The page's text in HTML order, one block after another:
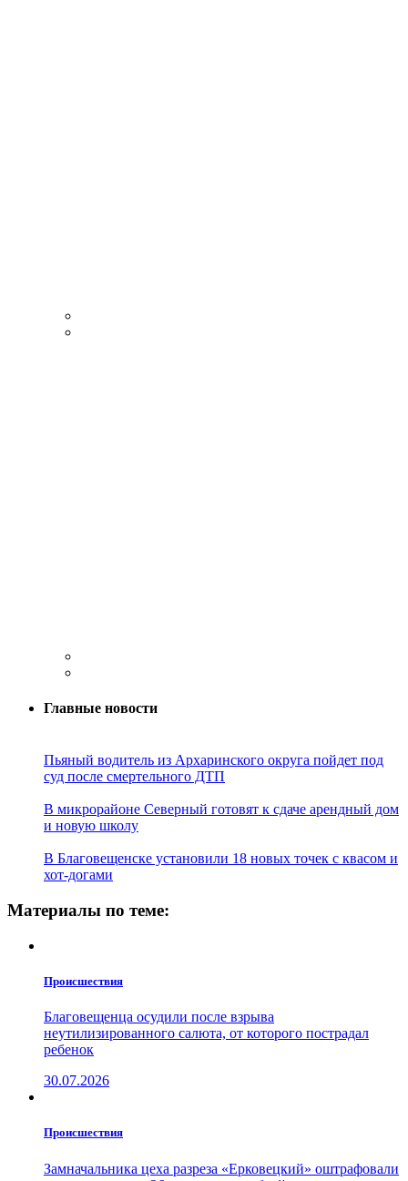
Главные новости
Пьяный водитель из Архаринского округа пойдет под
суд после смертельного ДТП
В микрорайоне Северный готовят к сдаче арендный дом
и новую школу
В Благовещенске установили 18 новых точек с квасом и
хот-догами
Материалы по теме:
Проиcшествия
Благовещенца осудили после взрыва
неутилизированного салюта, от которого пострадал
ребенок
30.07.2026
Проиcшествия
Замначальника цеха разреза «Ерковецкий» оштрафовали